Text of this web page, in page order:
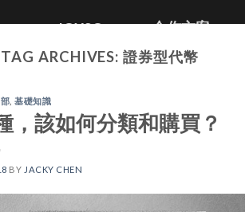
JOYSO 合作方案
TAG ARCHIVES:證券型代幣
,基礎知識
，該如何分類和購買？
BY JACKY CHEN